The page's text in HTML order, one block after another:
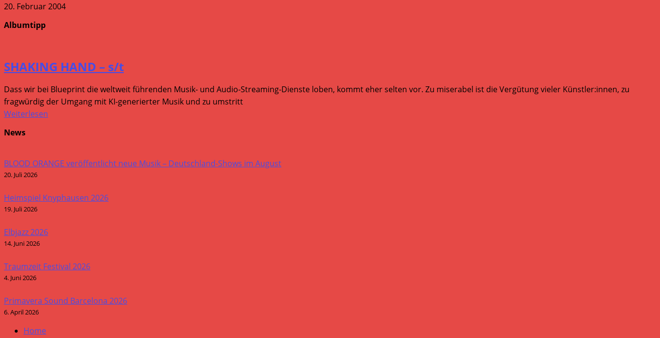
20. Februar 2004
Albumtipp
SHAKING HAND – s/t
Dass wir bei Blueprint die weltweit führenden Musik- und Audio-Streaming-Dienste loben, kommt eher selten vor. Zu miserabel ist die Vergütung vieler Künstler:innen, zu
fragwürdig der Umgang mit KI-generierter Musik und zu umstritt
Weiterlesen
News
BLOOD ORANGE veröffentlicht neue Musik – Deutschland-Shows im August
20. Juli 2026
Heimspiel Knyphausen 2026
19. Juli 2026
Elbjazz 2026
14. Juni 2026
Traumzeit Festival 2026
4. Juni 2026
Primavera Sound Barcelona 2026
6. April 2026
Home